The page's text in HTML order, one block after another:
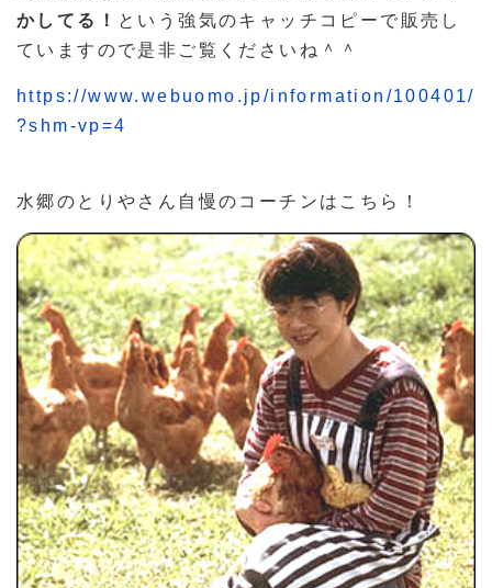
かしてる！ という強気のキャッチコピーで販売し
ていますので是非ご覧くださいね＾＾
https://www.webuomo.jp/information/100401/
?shm-vp=4
水郷のとりやさん自慢のコーチンはこちら！